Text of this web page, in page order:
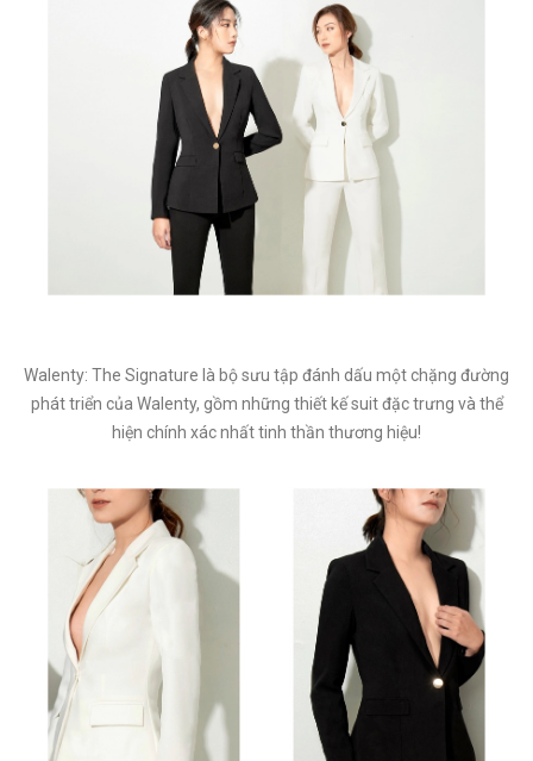
Walenty: The Signature là bộ sưu tập đánh dấu một chặng đường
phát triển của Walenty, gồm những thiết kế suit đặc trưng và thể
hiện chính xác nhất tinh thần thương hiệu!